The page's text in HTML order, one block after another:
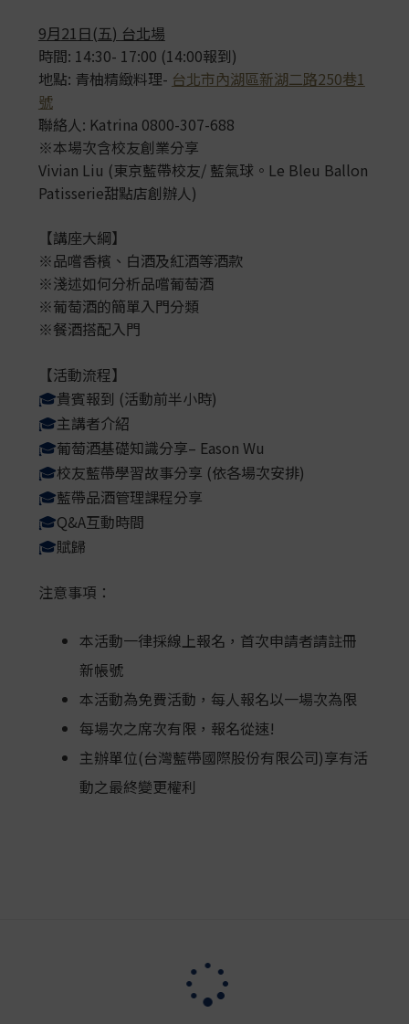
9月21日(五) 台北場
時間: 14:30- 17:00 (14:00報到)
地點: 青柚精緻料理- 台北市內湖區新湖二路250巷1
號
聯絡人: Katrina 0800-307-688
※本場次含校友創業分享
Vivian Liu (東京藍帶校友/ 藍氣球。Le Bleu Ballon
Patisserie甜點店創辦人)
【講座大綱】
※品嚐香檳、白酒及紅酒等酒款
※淺述如何分析品嚐葡萄酒
※葡萄酒的簡單入門分類
※餐酒搭配入門
【活動流程】
🎓貴賓報到 (活動前半小時)
🎓主講者介紹
🎓葡萄酒基礎知識分享– Eason Wu
🎓校友藍帶學習故事分享 (依各場次安排)
🎓藍帶品酒管理課程分享
🎓Q&A互動時間
🎓賦歸
注意事項：
本活動一律採線上報名，首次申請者請註冊
新帳號
本活動為免費活動，每人報名以一場次為限
每場次之席次有限，報名從速!
主辦單位(台灣藍帶國際股份有限公司)享有活
動之最終變更權利